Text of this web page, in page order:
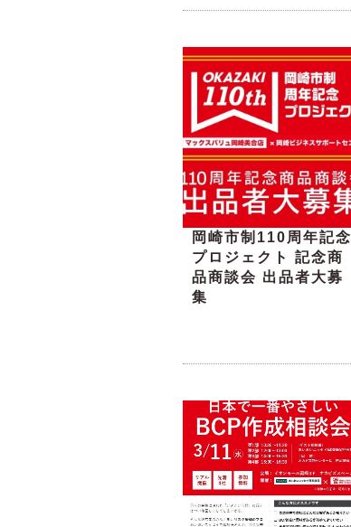
岡崎市制110周年記念
プロジェクト 記念商
品商談会 出品者大募
集